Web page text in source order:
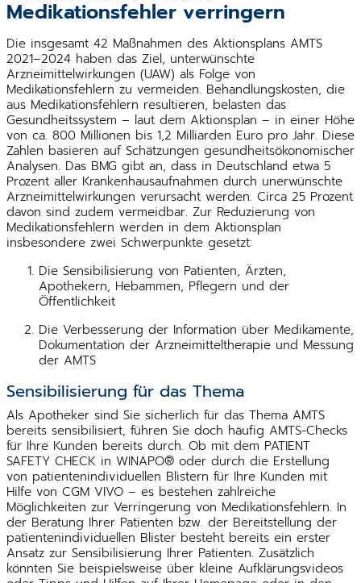
Medikationsfehler verringern
Die insgesamt 42 Maßnahmen des Aktionsplans AMTS
2021–2024 haben das Ziel, unterwünschte
Arzneimittelwirkungen (UAW) als Folge von
Medikationsfehlern zu vermeiden. Behandlungskosten, die
aus Medikationsfehlern resultieren, belasten das
Gesundheitssystem – laut dem Aktionsplan – in einer Höhe
von ca. 800 Millionen bis 1,2 Milliarden Euro pro Jahr. Diese
Zahlen basieren auf Schätzungen gesundheitsökonomischer
Analysen. Das BMG gibt an, dass in Deutschland etwa 5
Prozent aller Krankenhausaufnahmen durch unerwünschte
Arzneimittelwirkungen verursacht werden. Circa 25 Prozent
davon sind zudem vermeidbar. Zur Reduzierung von
Medikationsfehlern werden in dem Aktionsplan
insbesondere zwei Schwerpunkte gesetzt:
Die Sensibilisierung von Patienten, Ärzten,
Apothekern, Hebammen, Pflegern und der
Öffentlichkeit
Die Verbesserung der Information über Medikamente,
Dokumentation der Arzneimitteltherapie und Messung
der AMTS
Sensibilisierung für das Thema
Als Apotheker sind Sie sicherlich für das Thema AMTS
bereits sensibilisiert, führen Sie doch häufig AMTS-Checks
für Ihre Kunden bereits durch. Ob mit dem PATIENT
SAFETY CHECK in WINAPO® oder durch die Erstellung
von patientenindividuellen Blistern für Ihre Kunden mit
Hilfe von CGM VIVO – es bestehen zahlreiche
Möglichkeiten zur Verringerung von Medikationsfehlern. In
der Beratung Ihrer Patienten bzw. der Bereitstellung der
patientenindividuellen Blister besteht bereits ein erster
Ansatz zur Sensibilisierung Ihrer Patienten. Zusätzlich
könnten Sie beispielsweise über kleine Aufklärungsvideos